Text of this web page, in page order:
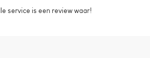
service is een review waar!